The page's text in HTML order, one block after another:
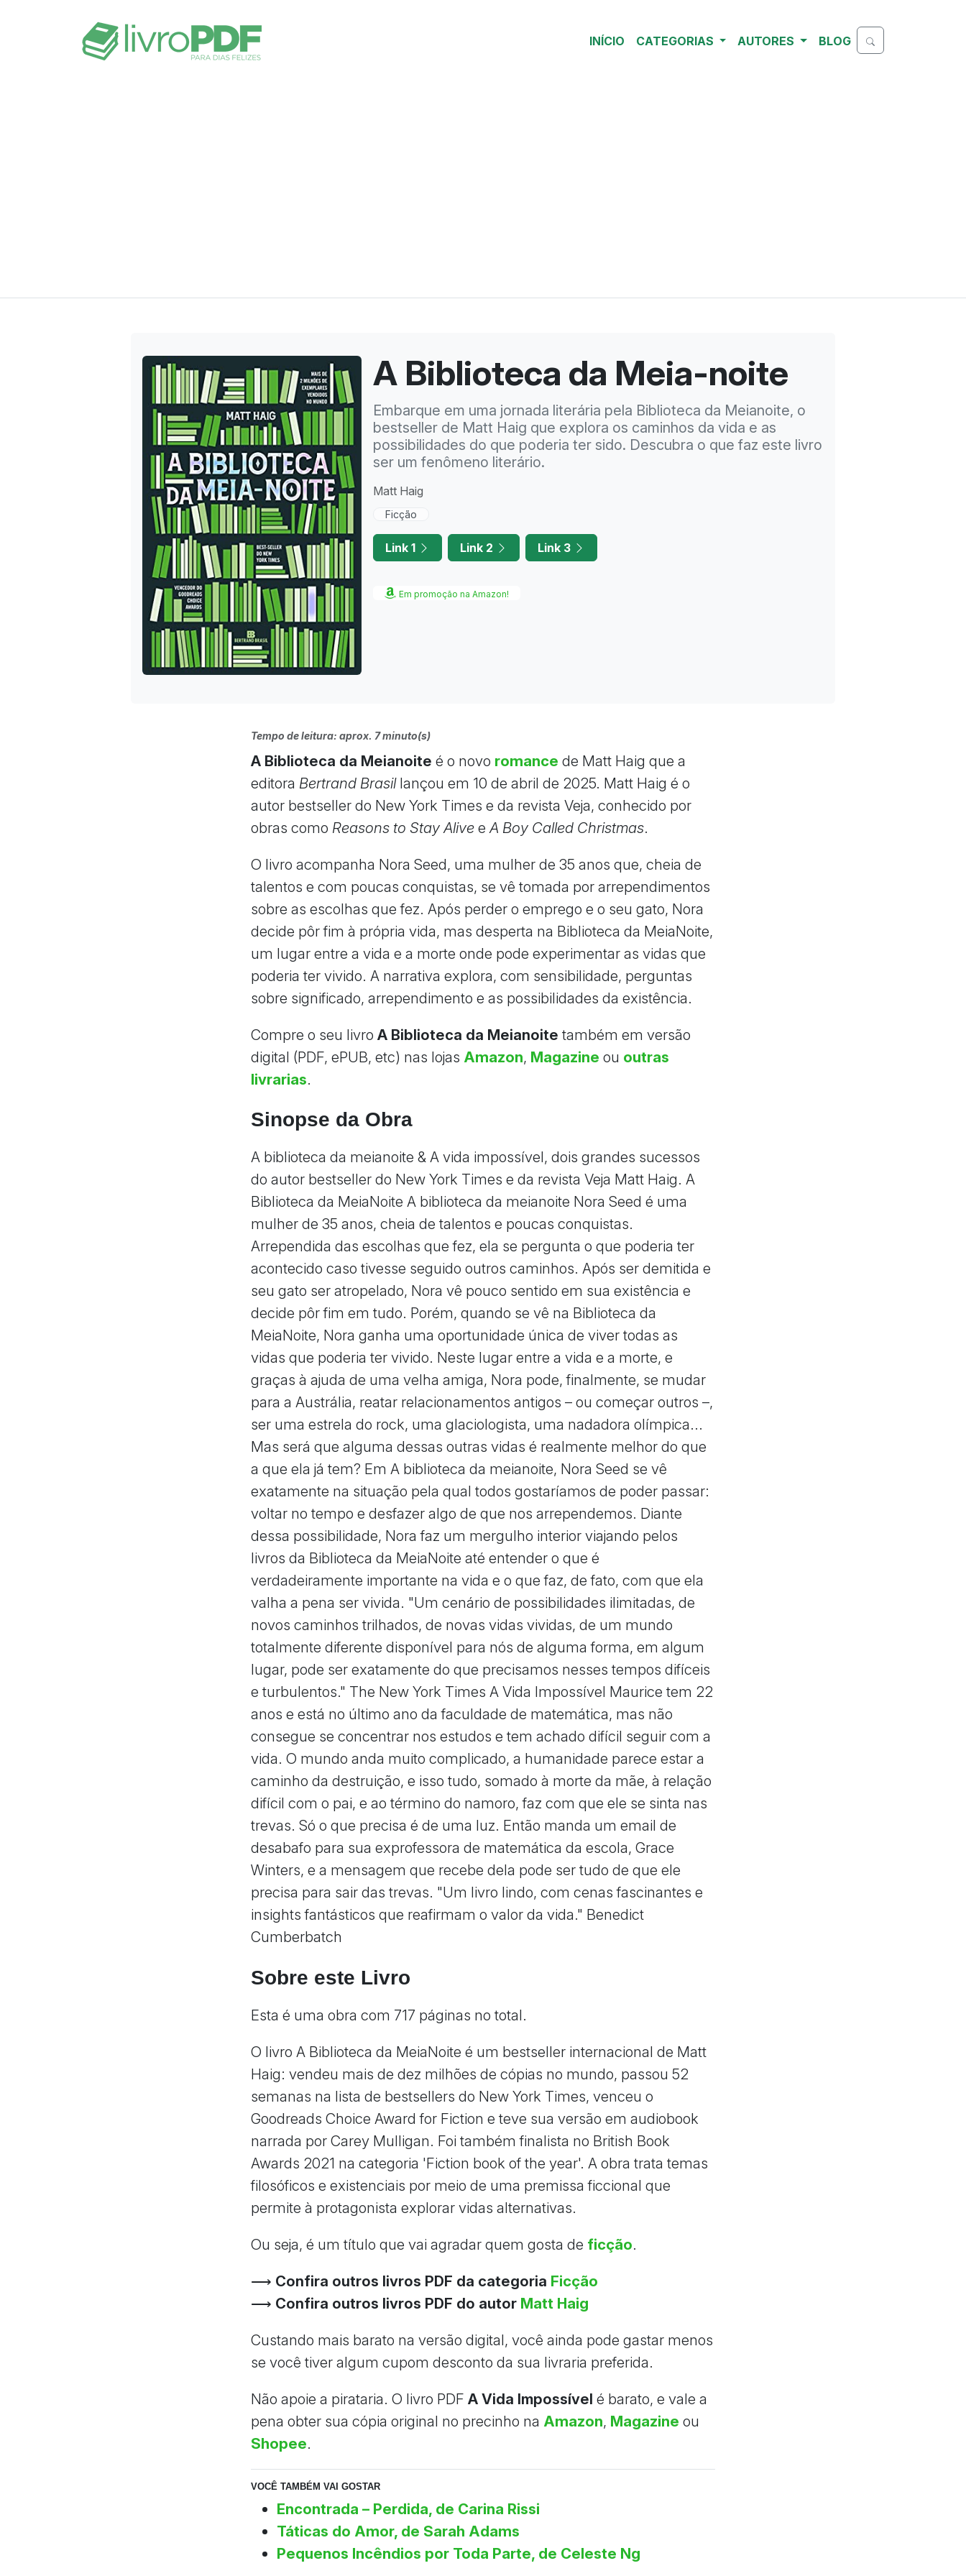
INÍCIO CATEGORIAS AUTORES BLOG
A Biblioteca da Meia-noite
Embarque em uma jornada literária pela Biblioteca da Meianoite, o
bestseller de Matt Haig que explora os caminhos da vida e as
possibilidades do que poderia ter sido. Descubra o que faz este livro
ser um fenômeno literário.
Matt Haig
Ficção
Link 1 Link 2 Link 3
Em promoção na Amazon!
Tempo de leitura: aprox. 7 minuto(s)
A Biblioteca da Meianoite é o novo romance de Matt Haig que a
editora Bertrand Brasillançou em 10 de abril de 2025. Matt Haig é o
autor bestseller do New York Times e da revista Veja, conhecido por
obras como Reasons to Stay Alive eA Boy Called Christmas.
O livro acompanha Nora Seed, uma mulher de 35 anos que, cheia de
talentos e com poucas conquistas, se vê tomada por arrependimentos
sobre as escolhas que fez. Após perder o emprego e o seu gato, Nora
decide pôr fim à própria vida, mas desperta na Biblioteca da MeiaNoite,
um lugar entre a vida e a morte onde pode experimentar as vidas que
poderia ter vivido. A narrativa explora, com sensibilidade, perguntas
sobre significado, arrependimento e as possibilidades da existência.
Compre o seu livroA Biblioteca da Meianoite também em versão
digital (PDF, ePUB, etc) nas lojas Amazon, Magazine ou outras
livrarias.
Sinopse da Obra
A biblioteca da meianoite & A vida impossível, dois grandes sucessos
do autor bestseller do New York Times e da revista Veja Matt Haig. A
Biblioteca da MeiaNoite A biblioteca da meianoite Nora Seed é uma
mulher de 35 anos, cheia de talentos e poucas conquistas.
Arrependida das escolhas que fez, ela se pergunta o que poderia ter
acontecido caso tivesse seguido outros caminhos. Após ser demitida e
seu gato ser atropelado, Nora vê pouco sentido em sua existência e
decide pôr fim em tudo. Porém, quando se vê na Biblioteca da
MeiaNoite, Nora ganha uma oportunidade única de viver todas as
vidas que poderia ter vivido. Neste lugar entre a vida e a morte, e
graças à ajuda de uma velha amiga, Nora pode, finalmente, se mudar
para a Austrália, reatar relacionamentos antigos – ou começar outros –,
ser uma estrela do rock, uma glaciologista, uma nadadora olímpica...
Mas será que alguma dessas outras vidas é realmente melhor do que
a que ela já tem? Em A biblioteca da meianoite, Nora Seed se vê
exatamente na situação pela qual todos gostaríamos de poder passar:
voltar no tempo e desfazer algo de que nos arrependemos. Diante
dessa possibilidade, Nora faz um mergulho interior viajando pelos
livros da Biblioteca da MeiaNoite até entender o que é
verdadeiramente importante na vida e o que faz, de fato, com que ela
valha a pena ser vivida. "Um cenário de possibilidades ilimitadas, de
novos caminhos trilhados, de novas vidas vividas, de um mundo
totalmente diferente disponível para nós de alguma forma, em algum
lugar, pode ser exatamente do que precisamos nesses tempos difíceis
e turbulentos." The New York Times A Vida Impossível Maurice tem 22
anos e está no último ano da faculdade de matemática, mas não
consegue se concentrar nos estudos e tem achado difícil seguir com a
vida. O mundo anda muito complicado, a humanidade parece estar a
caminho da destruição, e isso tudo, somado à morte da mãe, à relação
difícil com o pai, e ao término do namoro, faz com que ele se sinta nas
trevas. Só o que precisa é de uma luz. Então manda um email de
desabafo para sua exprofessora de matemática da escola, Grace
Winters, e a mensagem que recebe dela pode ser tudo de que ele
precisa para sair das trevas. "Um livro lindo, com cenas fascinantes e
insights fantásticos que reafirmam o valor da vida." Benedict
Cumberbatch
Sobre este Livro
Esta é uma obra com 717 páginas no total.
O livro A Biblioteca da MeiaNoite é um bestseller internacional de Matt
Haig: vendeu mais de dez milhões de cópias no mundo, passou 52
semanas na lista de bestsellers do New York Times, venceu o
Goodreads Choice Award for Fiction e teve sua versão em audiobook
narrada por Carey Mulligan. Foi também finalista no British Book
Awards 2021 na categoria 'Fiction book of the year'. A obra trata temas
filosóficos e existenciais por meio de uma premissa ficcional que
permite à protagonista explorar vidas alternativas.
Ou seja, é um título que vai agradar quem gosta de ficção.
⟶ Confira outros livros PDF da categoria Ficção
⟶ Confira outros livros PDF do autor Matt Haig
Custando mais barato na versão digital, você ainda pode gastar menos
se você tiver algum cupom desconto da sua livraria preferida.
Não apoie a pirataria. O livro PDFA Vida Impossível é barato, e vale a
pena obter sua cópia original no precinho na Amazon, Magazine ou
Shopee.
VOCÊ TAMBÉM VAI GOSTAR
Encontrada – Perdida, de Carina Rissi
Táticas do Amor, de Sarah Adams
Pequenos Incêndios por Toda Parte, de Celeste Ng